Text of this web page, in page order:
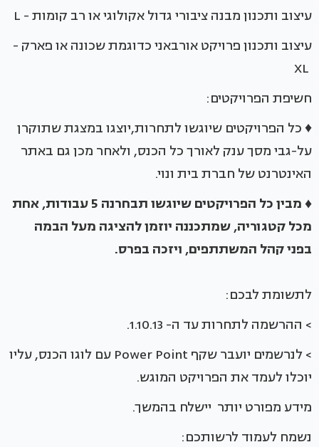
עיצוב ותכנון מבנה ציבורי גדול אקולוגי או רב קומות - L
עיצוב ותכנון פרויקט אורבאני כדוגמת שכונה או פארק -
חשיפת הפרויקטים:
♦ כל הפרויקטים שיוגשו לתחרות,יוצגו במצגת שתוקרן
על-גבי מסך ענק לאורך כל הכנס, ולאחר מכן גם באתר
האינטרנט של חברת בית ונוי.
♦
מבין כל הפרויקטים שיוגשו תבחרנה 5 עבודות, אחת
מכל קטגוריה, שמתכננה יוזמן להציגה מעל הבמה
בפני קהל המשתתפים, ויזכה בפרס.
לתשומת לבכם:
> ההרשמה לתחרות עד ה- 1.10.13.
> לנרשמים יועבר שקף Power Point עם לוגו הכנס, עליו
יוכלו לעמד את הפרויקט המוגש.
מידע מפורט יותר יישלח בהמשך.
נשמח לעמוד לרשותכם: